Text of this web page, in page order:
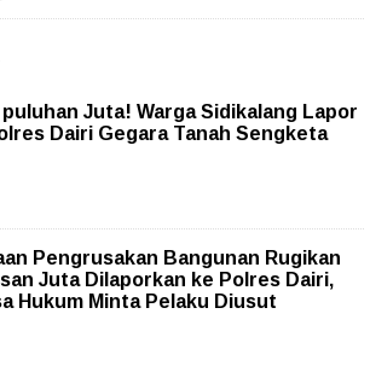
puluhan Juta! Warga Sidikalang Lapor
Dairi Gegara Tanah Sengketa
Pengrusakan Bangunan Rugikan
Juta Dilaporkan ke Polres Dairi,
Hukum Minta Pelaku Diusut